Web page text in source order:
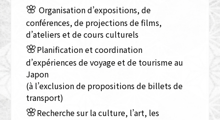
🌸 Organisation d’expositions, de
conférences, de projections de films,
d’ateliers et de cours culturels
🌸Planification et coordination
d’expériences de voyage et de tourisme au
Japon
(à l’exclusion de propositions de billets de
transport)
🌸Recherche sur la culture, l’art, les